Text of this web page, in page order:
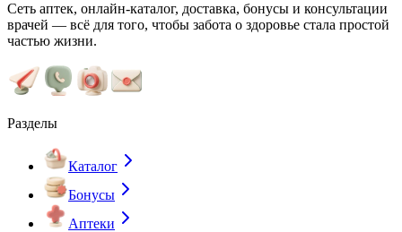
Сеть аптек, онлайн-каталог, доставка, бонусы и консультации
врачей — всё для того, чтобы забота о здоровье стала простой
частью жизни.
Разделы
Каталог
Бонусы
Аптеки